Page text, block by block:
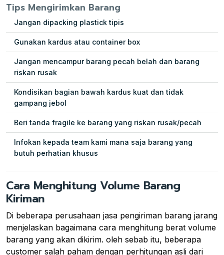
Tips Mengirimkan Barang
Jangan dipacking plastick tipis
Gunakan kardus atau container box
Jangan mencampur barang pecah belah dan barang
riskan rusak
Kondisikan bagian bawah kardus kuat dan tidak
gampang jebol
Beri tanda fragile ke barang yang riskan rusak/pecah
Infokan kepada team kami mana saja barang yang
butuh perhatian khusus
Cara Menghitung Volume Barang
Kiriman
Di beberapa perusahaan jasa pengiriman barang jarang
menjelaskan bagaimana cara menghitung berat volume
barang yang akan dikirim. oleh sebab itu, beberapa
customer salah paham dengan perhitungan asli dari